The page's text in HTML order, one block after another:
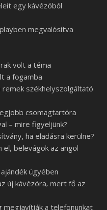
egy kávézóból
megvalósítva
volt a téma
a fogamba
székhelyszolgáltató
csomagtartóra
– mire figyeljünk?
ha eladásra kerülne?
belevágok az angol
ügyében
új kávézóra, mert fő az
megjavítják a telefonunkat